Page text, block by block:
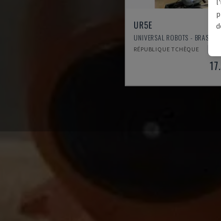
UR5E
UNIVERSAL ROBOTS - BRAS DE
RÉPUBLIQUE TCHÈQUE